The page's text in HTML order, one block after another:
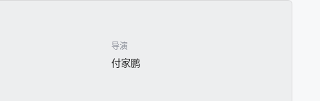
20260306(特别企划)20260306(超前探班)
导演
付家鹏